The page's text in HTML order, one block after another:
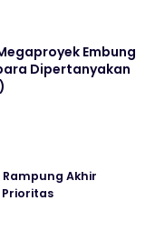
Embung
Dipertanyakan
Akhir
Prioritas